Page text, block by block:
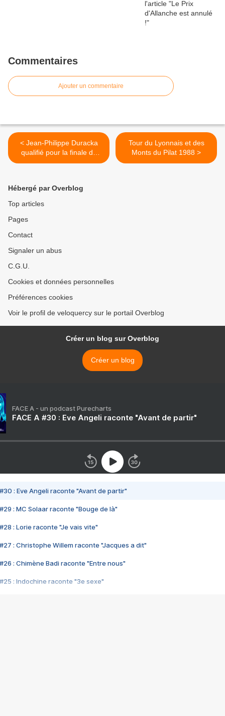
Commentaires
Ajouter un commentaire
< Jean-Philippe Duracka
qualifié pour la finale du
Rustines 1980
Tour du Lyonnais et des
Monts du Pilat 1988 >
Hébergé par Overblog
Top articles
Pages
Contact
Signaler un abus
C.G.U.
Cookies et données personnelles
Préférences cookies
Voir le profil de veloquercy sur le portail Overblog
Créer un blog sur Overblog
Créer un blog
FACE A - un podcast Purecharts
FACE A #30 : Eve Angeli raconte "Avant de partir"
#30 : Eve Angeli raconte "Avant de partir"
#29 : MC Solaar raconte "Bouge de là"
#28 : Lorie raconte "Je vais vite"
#27 : Christophe Willem raconte "Jacques a dit"
#26 : Chimène Badi raconte "Entre nous"
#25 : Indochine raconte "3e sexe"